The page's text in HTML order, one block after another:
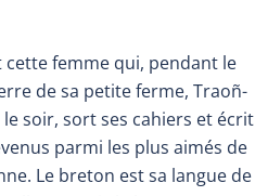
cette femme qui, pendant le
de sa petite ferme, Traoñ-
soir, sort ses cahiers et écrit
parmi les plus aimés de
Le breton est sa langue de